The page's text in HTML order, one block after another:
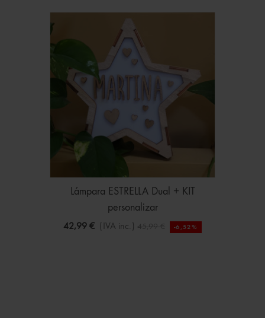
Lámpara ESTRELLA Dual + KIT
personalizar
42,99 € (IVA inc.) 45,99 € -6,52%